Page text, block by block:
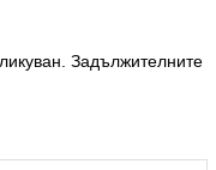
Задължителните